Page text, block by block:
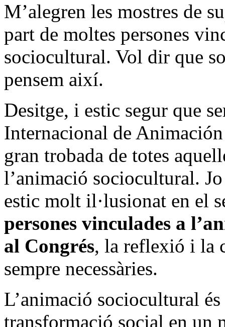
M’alegren les mostres de
part de moltes persones
sociocultural. Vol dir que
pensem així.
Desitge, i estic segur que
Internacional de
gran trobada de totes
l’animació sociocultural.
estic molt il·lusionat en el
persones vinculades a
al Congrés, la reflexió i la
sempre necessàries.
L’animació sociocultural
transformació social en un